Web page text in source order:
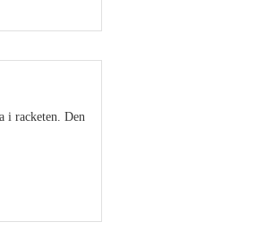
i racketen. Den